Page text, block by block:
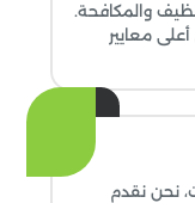
والمكافحة.
معايير
نحن نقدم